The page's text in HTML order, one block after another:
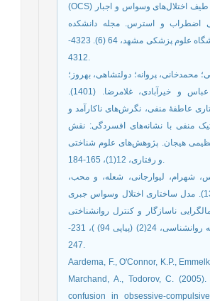
(OCS) با طیف اختلال‌های وسواس و اجبار (OCSD)
اضطراب و استرس. مجله دانشکده
پزشکی دانشگاه علوم پزشکی مشهد، 64 (6). 4323-
4312.
محمدخانی، پروانه؛ دولتشاهی، بهروز؛
پورشهباز، عباس و خیرآبادی، غلامرضا. (1401).
عاطفۀ منفی، نگرش‌های ناکارآمد و
منفی با نشانه‌های افسردگی: نقش
هیجان. پژوهش‌های علوم شناختی
و رفتاری، 12(1)، 165-184.
شهرام، لیوارجانی، شعله، و محب،
نعیمه. (1399). مدل ساختاری اختلال وسواس جبری
ناسازگار و کنترل روانشناختی
والدین. مجله روانشناسی، 24(2) (پیاپی 94) )، 231-
247.
Aardema, F., O'Connor, K.P.,
Marchand, A., Todorov, C. (2005).
confusion in obsessive-